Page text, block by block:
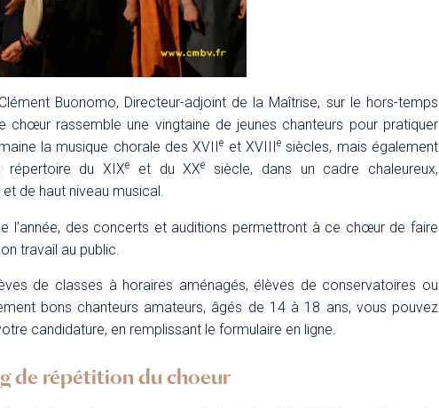
Buonomo, Directeur-adjoint de la Maîtrise, sur le hors-temps
chœur rassemble une vingtaine de jeunes chanteurs pour pratiquer
la musique chorale des XVIIe et XVIIIesiècles, mais également
répertoire du XIXe et du XXe
siècle, dans un cadre chaleureux,
et de haut niveau musical.
l’année, des concerts et auditions permettront à ce chœur de faire
travail au public.
de classes à horaires aménagés, élèves de conservatoires ou
bons chanteurs amateurs, âgés de 14 à 18 ans, vous pouvez
candidature, en remplissant le formulaire en ligne.
de répétition du choeur